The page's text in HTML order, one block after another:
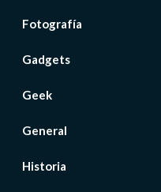
Fotografía
Gadgets
Geek
General
Historia